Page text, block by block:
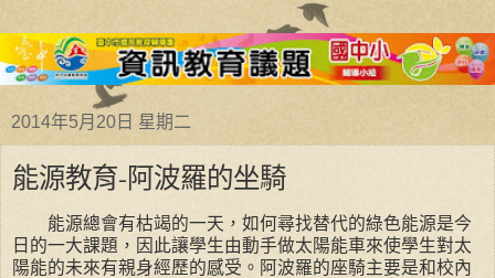
2014年5月20日 星期二
能源教育-阿波羅的坐騎
能源總會有枯竭的一天，如何尋找替代的綠色能源是今
日的一大課題，因此讓學生由動手做太陽能車來使學生對太
陽能的未來有親身經歷的感受。阿波羅的座騎主要是和校內